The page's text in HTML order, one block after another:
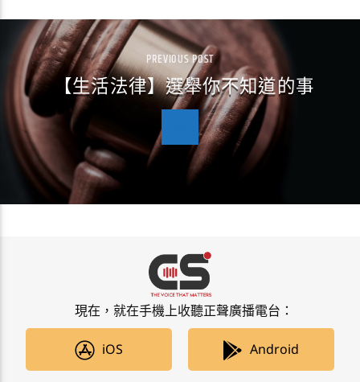
PREVIOUS POST
【生活法律】選舉你不知道的事
現在，就在手機上收聽正聲廣播電台：
iOS Android